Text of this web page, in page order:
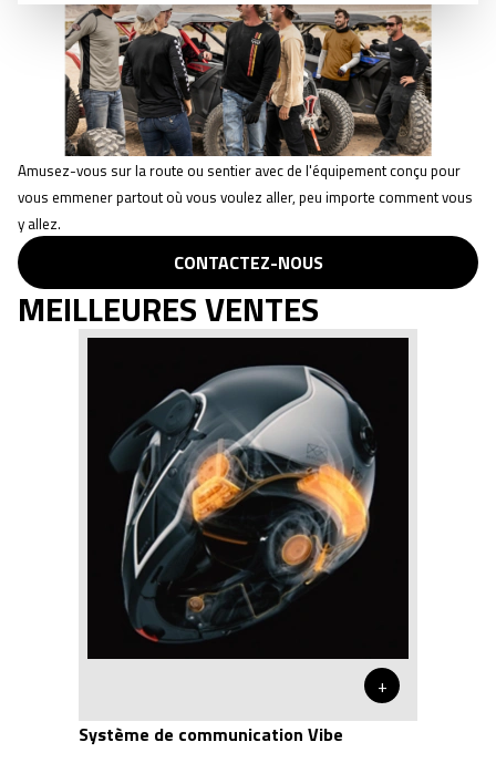
Amusez-vous sur la route ou sentier avec de l'équipement conçu pour
vous emmener partout où vous voulez aller, peu importe comment vous
y allez.
CONTACTEZ-NOUS
MEILLEURES VENTES
+
Système de communication Vibe